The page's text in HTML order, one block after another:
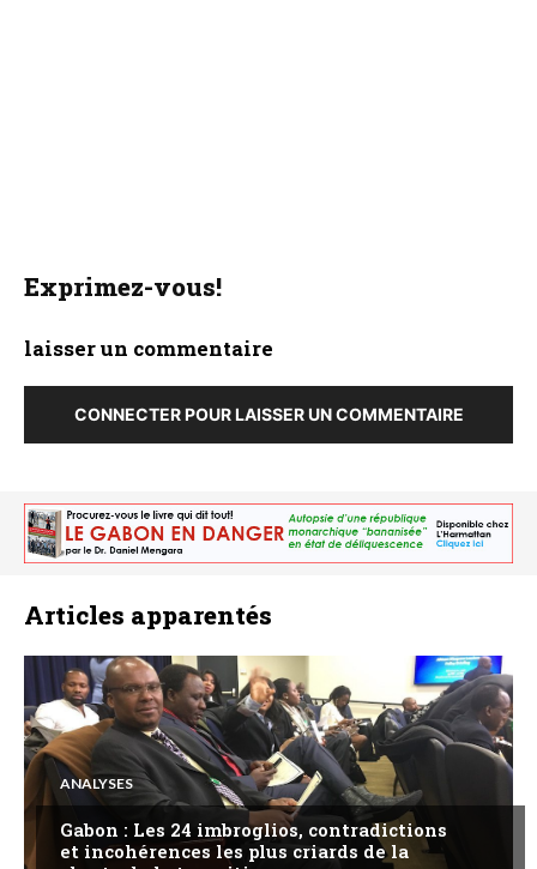
Exprimez-vous!
laisser un commentaire
CONNECTER POUR LAISSER UN COMMENTAIRE
Articles apparentés
ANALYSES
Gabon : Les 24 imbroglios, contradictions
et incohérences les plus criards de la